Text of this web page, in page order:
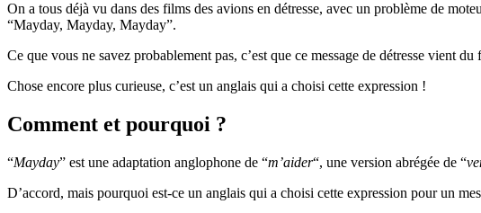
On a tous déjà vu dans des films des avions en détresse, avec un problème de
“Mayday, Mayday, Mayday”.
Ce que vous ne savez probablement pas, c’est que ce message de détresse vient du
Chose encore plus curieuse, c’est un anglais qui a choisi cette expression !
Comment et pourquoi ?
“Mayday” est une adaptation anglophone de “m’aider“, une version abrégée de “
D’accord, mais pourquoi est-ce un anglais qui a choisi cette expression pour un